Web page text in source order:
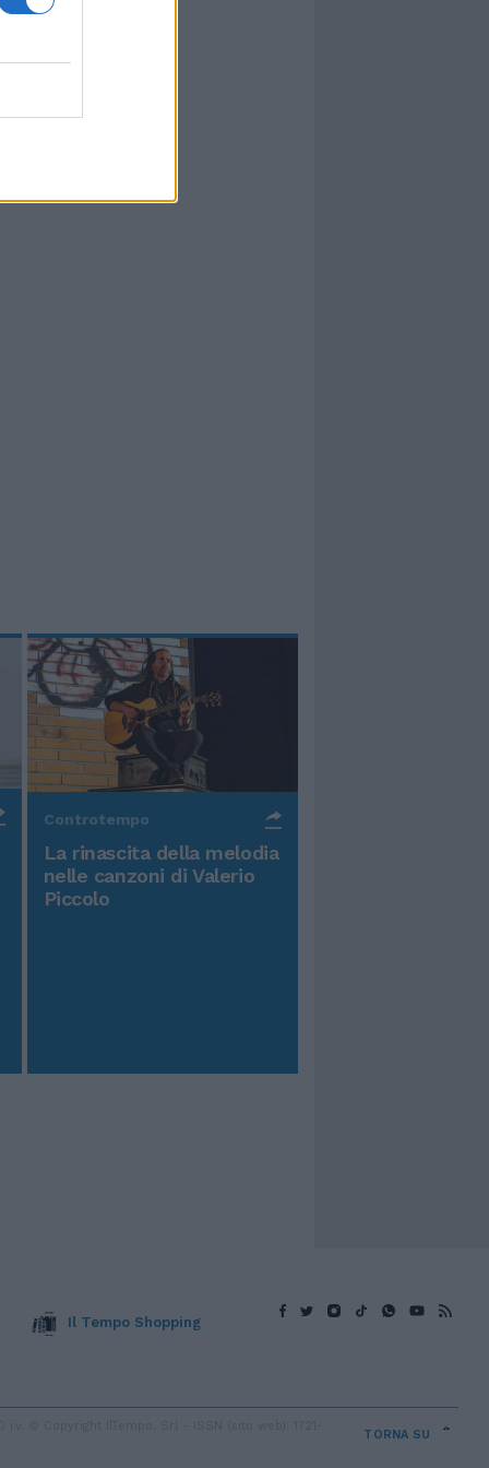
Controtempo
La rinascita della melodia
nelle canzoni di Valerio
Piccolo
Il Tempo Shopping
TORNA SU